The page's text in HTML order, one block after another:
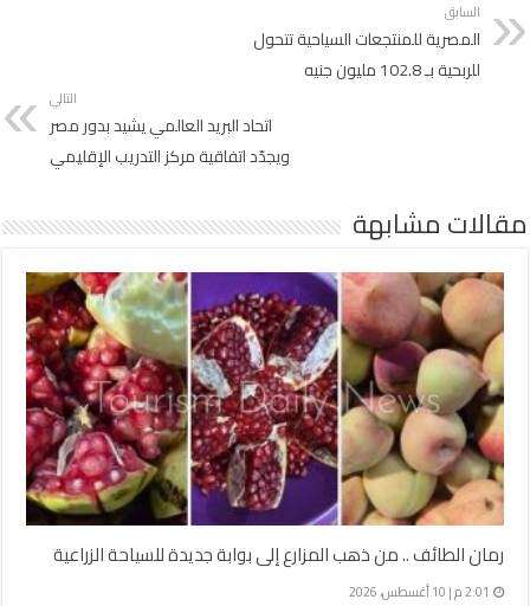
السابق
المصرية للمنتجعات السياحية تتحول
للربحية بـ 102.8 مليون جنيه
التالي
اتحاد البريد العالمي يشيد بدور مصر
ويجدّد اتفاقية مركز التدريب الإقليمي
مقالات مشابهة
رمان الطائف .. من ذهب المزارع إلى بوابة جديدة للسياحة الزراعية
2:01 م | 10 أغسطس، 2026